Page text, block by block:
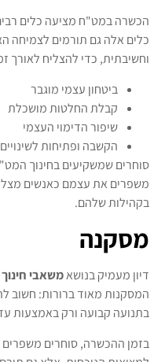
הכשרה במט"ח מציעה כלים
כלים אלה גם תורמים לצמיחה
וחשיבתית, כדי להצליח לאורך
ביטחון עצמי מוגבר
קבלת החלטות מושכלת
שיפור הדימוי העצמי
הקשבה ופתיחות
סוחרים שמשקיעים בחינוך
משפרים את עצמם כאנשים
בקהילות שלהם.
מסקנה
דיון מעמיק בנושאמשאבי
המסקנות מאוד ברורות: חשוב
בתנועה קבועה ורק באמצעות
בזמן ההכשרה, סוחרים משפרים